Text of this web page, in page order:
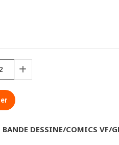
DESSINE/COMICS VF/